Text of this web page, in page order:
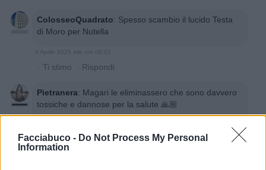
Facciabuco - Do Not Process My Personal
Information
ColosseoQuadrato: Spesso scambio il lucido Testa
di Moro per Nutella
4 Aprile 2025 alle ore 08:01
· Ti stimo · Rispondi
Pietranera: Magari le eliminassero che sono davvero
tossiche e dannose per la salute 🙏🏼
·Ti stimo ·Rispondi